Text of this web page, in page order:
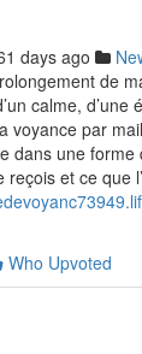
days ago
de
calme, d’une
voyance par
dans une forme
et ce que
Who Upvoted